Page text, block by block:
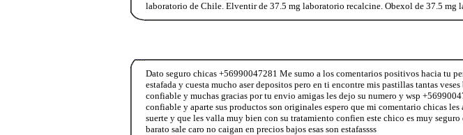
laboratorio de Chile. Elventir de 37.5 mg laboratorio recalcine. Obexol de 37.5 mg
Dato seguro chicas +56990047281 Me sumo a los comentarios positivos hacia tu
estafada y cuesta mucho aser depositos pero en ti encontre mis pastillas tantas
confiable y muchas gracias por tu envio amigas les dejo su numero y wsp
confiable y aparte sus productos son originales espero que mi comentario chicas les
suerte y que les valla muy bien con su tratamiento confien este chico es muy
barato sale caro no caigan en precios bajos esas son estafassss